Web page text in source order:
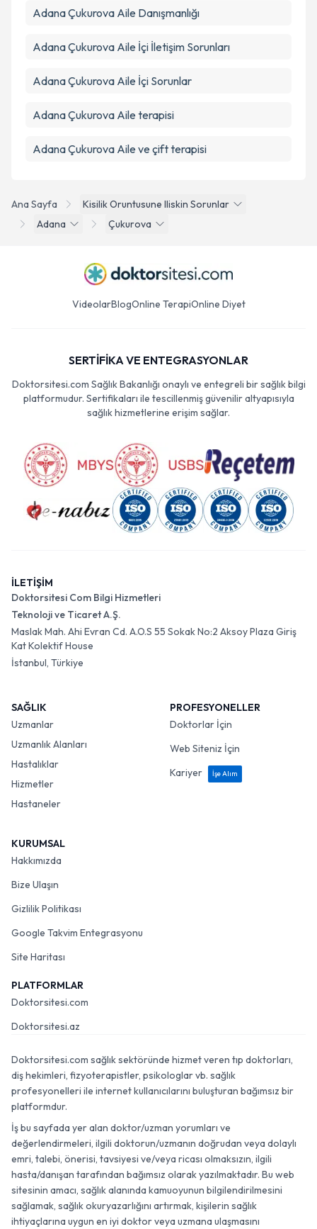
Ana Sayfa
Kisilik Oruntusune Iliskin Sorunlar
Adana
Çukurova
Adana Çukurova Aile Danışmanlığı
Adana Çukurova Aile İçi İletişim Sorunları
Adana Çukurova Aile İçi Sorunlar
Adana Çukurova Aile terapisi
Adana Çukurova Aile ve çift terapisi
VideolarBlogOnline TerapiOnline Diyet
SERTİFİKA VE ENTEGRASYONLAR
Doktorsitesi.com Sağlık Bakanlığı onaylı ve entegreli bir sağlık bilgi
platformudur. Sertifikaları ile tescillenmiş güvenilir altyapısıyla
sağlık hizmetlerine erişim sağlar.
İLETİŞİM
Doktorsitesi Com Bilgi Hizmetleri
Teknoloji ve Ticaret A.Ş.
Maslak Mah. Ahi Evran Cd. A.O.S 55 Sokak No:2 Aksoy Plaza Giriş
Kat Kolektif House
İstanbul, Türkiye
SAĞLIK
Uzmanlar
Uzmanlık Alanları
Hastalıklar
Hizmetler
Hastaneler
PROFESYONELLER
Doktorlar İçin
Web Siteniz İçin
Kariyer
İşe Alım
KURUMSAL
Hakkımızda
Bize Ulaşın
Gizlilik Politikası
Google Takvim Entegrasyonu
Site Haritası
PLATFORMLAR
Doktorsitesi.com
Doktorsitesi.az
Doktorsitesi.com sağlık sektöründe hizmet veren tıp doktorları,
diş hekimleri, fizyoterapistler, psikologlar vb. sağlık
profesyonelleri ile internet kullanıcılarını buluşturan bağımsız bir
platformdur.
İş bu sayfada yer alan doktor/uzman yorumları ve
değerlendirmeleri, ilgili doktorun/uzmanın doğrudan veya dolaylı
emri, talebi, önerisi, tavsiyesi ve/veya ricası olmaksızın, ilgili
hasta/danışan tarafından bağımsız olarak yazılmaktadır. Bu web
sitesinin amacı, sağlık alanında kamuoyunun bilgilendirilmesini
sağlamak, sağlık okuryazarlığını artırmak, kişilerin sağlık
ihtiyaçlarına uygun en iyi doktor veya uzmana ulaşmasını